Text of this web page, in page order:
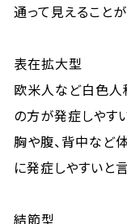
通って見えることが
表在拡大型
欧米人など白色人
の方が発症しやす
胸や腹、背中など
に発症しやすいと
結節型